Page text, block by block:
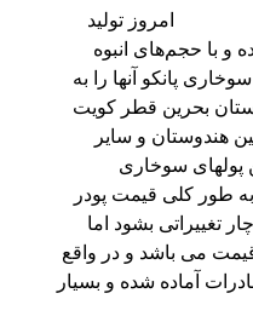
امروز تولید
با حجم‌های انبوه
پانکو آنها را به
بحرین قطر کویت
هندوستان و سایر
پولهای سوخاری
طور کلی قیمت پودر
بشود اما
می باشد و در واقع
آماده شده و بسیار